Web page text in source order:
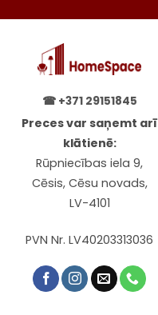
☎ +371 29151845
Preces var saņemt arī
klātienē:
Rūpniecības iela 9,
Cēsis, Cēsu novads,
LV-4101
PVN Nr. LV40203313036